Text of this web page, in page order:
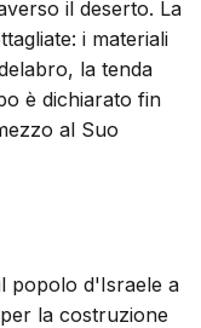
il deserto. La
i materiali
la tenda
è dichiarato fin
al Suo
popolo d'Israele a
la costruzione